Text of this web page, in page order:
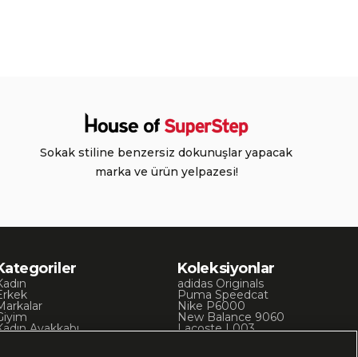
Sokak stiline benzersiz dokunuşlar yapacak
marka ve ürün yelpazesi!
Ayakkabı
Koleksiyonlar
adidas Originals
Puma Speedcat
Nike P6000
New Balance 9060
Lacoste L003